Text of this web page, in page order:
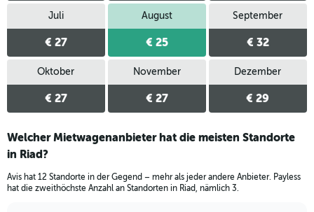
Juli
€ 27
August
€ 25
September
€ 32
Oktober
€ 27
November
€ 27
Dezember
€ 29
Welcher Mietwagenanbieter hat die meisten Standorte
in Riad?
Avis hat 12 Standorte in der Gegend – mehr als jeder andere Anbieter. Payless
hat die zweithöchste Anzahl an Standorten in Riad, nämlich 3.